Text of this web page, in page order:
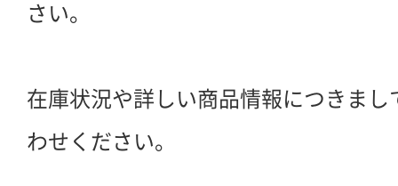
さい。
在庫状況や詳しい商品情報につきま
わせください。